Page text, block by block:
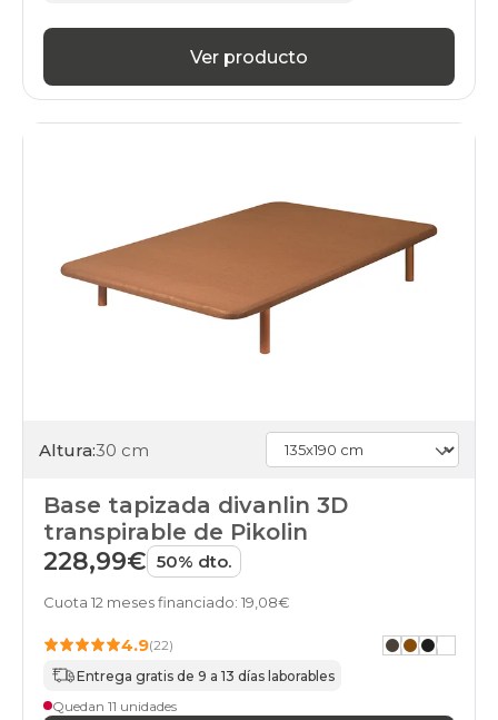
Ver producto
Altura:30 cm
Base tapizada divanlin 3D
transpirable de Pikolin
228,99€ 50% dto.
Cuota 12 meses financiado: 19,08€
4.9(22)
Entrega gratis de 9 a 13 días laborables
Quedan 11 unidades